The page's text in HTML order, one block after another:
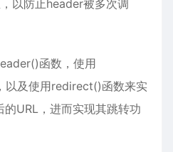
以防止header被多次调
函数，使用
以及使用redirect()函数来实
URL，进而实现其跳转功